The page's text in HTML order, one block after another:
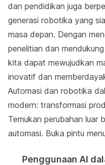
dan pendidikan juga
generasi robotika yang
masa depan. Dengan
penelitian dan
kita dapat mewujudkan
inovatif dan
Automasi dan robotika
modern: transformasi
Temukan perubahan luar
automasi. Buka pintu
Penggunaan AI